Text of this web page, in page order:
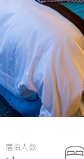
宿泊人数